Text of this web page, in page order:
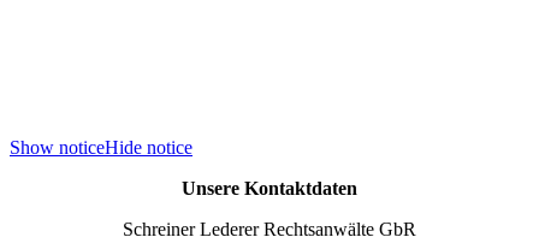
Show noticeHide notice
Unsere Kontaktdaten
Schreiner Lederer Rechtsanwälte GbR